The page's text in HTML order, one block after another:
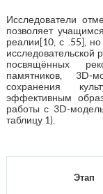
Исследователи
позволяет
реалии[10, с .55],
исследовательской
посвящённых
памятников,
сохранения
эффективным
работы с 3D-
таблицу 1).
Этап